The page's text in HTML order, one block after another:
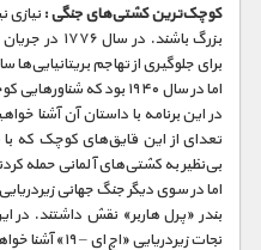
کوچک‌ترین کشتی‌های جنگی : نیازی
بزرگ باشند.
برای جلوگیری از تهاجم
اما در سال ۱۹۴۰ بود که
در این برنامه با داستان آن آشنا
تعدای از این قایق‌های کوچک که
بی‌نظیر به کشتی‌های آلمانی حمله
اما در سوی دیگر جنگ جهانی
بندر «پرل هاربر» نقش داشتند. در
نجات زیردریایی «اچ ای – ۱۹» آشنا خواهیم شد.